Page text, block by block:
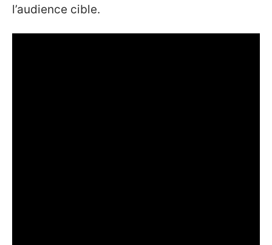
l’audience cible.